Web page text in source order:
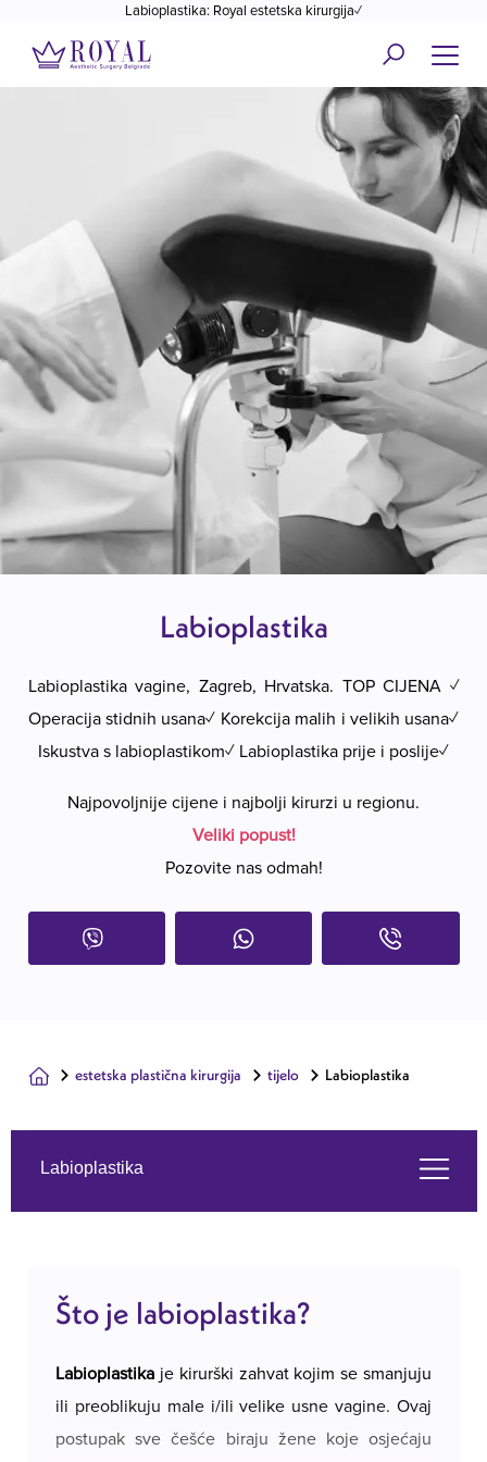
Labioplastika: Royal estetska kirurgija✓
Labioplastika
Labioplastika vagine, Zagreb, Hrvatska. TOP CIJENA ✓
Operacija stidnih usana✓ Korekcija malih i velikih usana✓
Iskustva s labioplastikom✓ Labioplastika prije i poslije✓
Najpovoljnije cijene i najbolji kirurzi u regionu.
Veliki popust!
Pozovite nas odmah!
estetska plastična kirurgija tijelo Labioplastika
Labioplastika
Usluge koje nudimo
O nama
Što je labioplastika?
Labioplastika je kirurški zahvat kojim se smanjuju
ili preoblikuju male i/ili velike usne vagine. Ovaj
postupak sve češće biraju žene koje osjećaju